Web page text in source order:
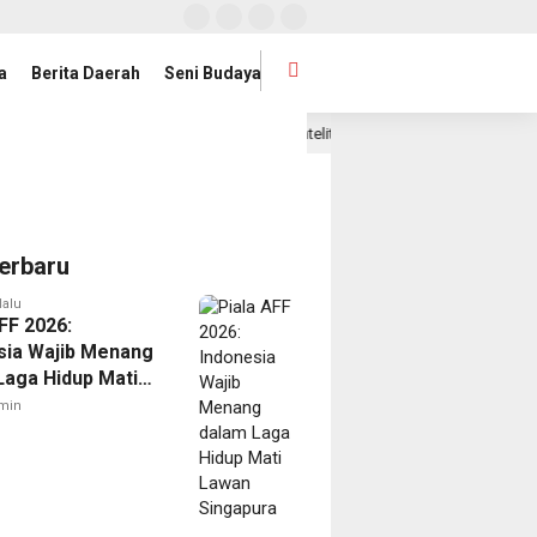
Berita Daerah Seni Budaya
Satelit Lampung-1 Resmi Diluncurkan,
2026:
Wajib Menang
Hidup Mati